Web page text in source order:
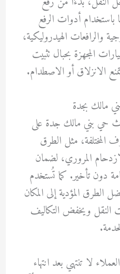
باستخدام أدوات الرفع
والرافعات الهيدروليكية،
المجهزة بحبال تثبيت
الانزلاق أو الاصطدام.
مالك بجدة
حي بني مالك جدة على
المختلفة، مثل الطرق
المروري، لضمان
دون تأخير. كما تُستخدم
الطرق المؤدية إلى المكان
النقل ويخفض التكاليف
لا تنتهي بعد انتهاء